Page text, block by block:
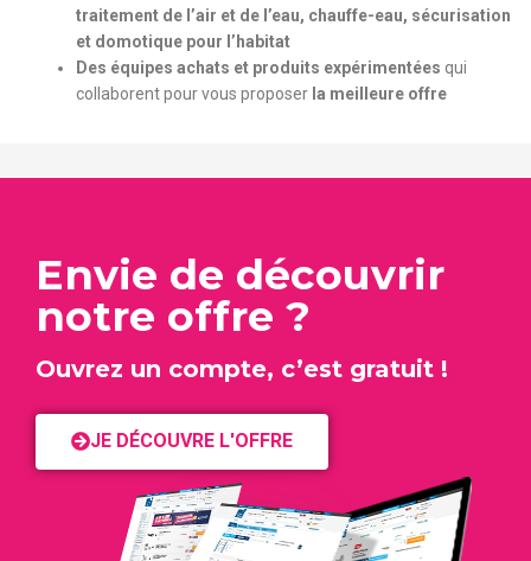
traitement de l’air et de l’eau, chauffe-eau, sécurisation
et domotique pour l’habitat
Des équipes achats et produits expérimentées qui
collaborent pour vous proposer la meilleure offre
Envie de découvrir
notre offre ?
Ouvrez un compte, c’est gratuit !
JE DÉCOUVRE L'OFFRE